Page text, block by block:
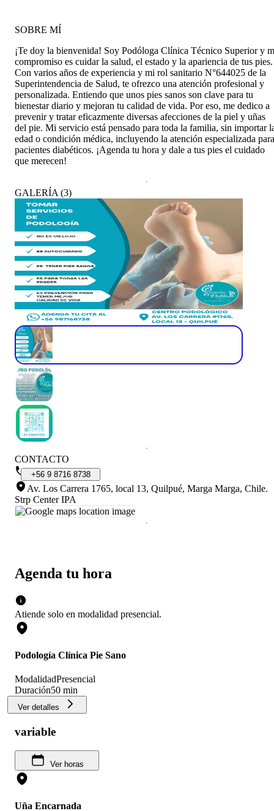
Agenda tu hora
Atiende solo en modalidad presencial.
Podología Clínica Pie Sano
ModalidadPresencial
Duración50 min
Ver detalles
variable
Ver horas
Uña Encarnada
SOBRE MÍ
¡Te doy la bienvenida! Soy Podóloga Clínica Técnico Superior y
compromiso es cuidar la salud, el estado y la apariencia de tus pies.
Con varios años de experiencia y mi rol sanitario N°644025 de la
Superintendencia de Salud, te ofrezco una atención profesional y
personalizada. Entiendo que unos pies sanos son clave para tu
bienestar diario y mejoran tu calidad de vida. Por eso, me dedico a
prevenir y tratar eficazmente diversas afecciones de la piel y uñas
del pie. Mi servicio está pensado para toda la familia, sin importar
edad o condición médica, incluyendo la atención especializada para
pacientes diabéticos. ¡Agenda tu hora y dale a tus pies el cuidado
que merecen!
GALERÍA (3)
CONTACTO
+56 9 8716 8738
Av. Los Carrera 1765, local 13, Quilpué, Marga Marga, Chile.
Strp Center IPA